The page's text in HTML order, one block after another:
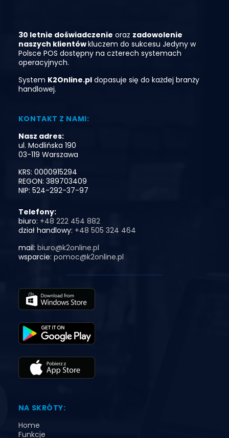
30 letnie doświadczenie oraz zadowolenie
naszych klientówkluczem do sukcesu Jedyny w
Polsce POS dostępny na czterech systemach
operacyjnych.
System K2Online.pldopasuje się do każdej branży
handlowej.
KONTAKT Z NAMI:
Nasz adres:
ul. Modlińska 190
03-119 Warszawa
KRS: 0000915294
REGON: 389703409
NIP: 524-292-37-97
Telefony:
biuro: +48 222 454 882
dział handlowy: +48 505 324 464
mail: biuro@k2online.pl
wsparcie: pomoc@k2online.pl
NA SKRÓTY:
Home
Funkcje